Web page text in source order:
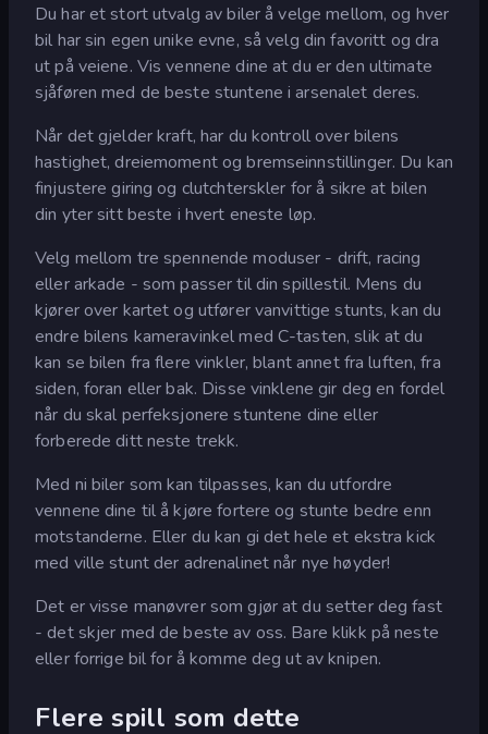
Du har et stort utvalg av biler å velge mellom, og hver
bil har sin egen unike evne, så velg din favoritt og dra
ut på veiene. Vis vennene dine at du er den ultimate
sjåføren med de beste stuntene i arsenalet deres.
Når det gjelder kraft, har du kontroll over bilens
hastighet, dreiemoment og bremseinnstillinger. Du kan
finjustere giring og clutchterskler for å sikre at bilen
din yter sitt beste i hvert eneste løp.
Velg mellom tre spennende moduser - drift, racing
eller arkade - som passer til din spillestil. Mens du
kjører over kartet og utfører vanvittige stunts, kan du
endre bilens kameravinkel med C-tasten, slik at du
kan se bilen fra flere vinkler, blant annet fra luften, fra
siden, foran eller bak. Disse vinklene gir deg en fordel
når du skal perfeksjonere stuntene dine eller
forberede ditt neste trekk.
Med ni biler som kan tilpasses, kan du utfordre
vennene dine til å kjøre fortere og stunte bedre enn
motstanderne. Eller du kan gi det hele et ekstra kick
med ville stunt der adrenalinet når nye høyder!
Det er visse manøvrer som gjør at du setter deg fast
- det skjer med de beste av oss. Bare klikk på neste
eller forrige bil for å komme deg ut av knipen.
Flere spill som dette